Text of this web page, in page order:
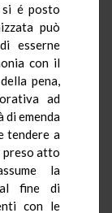
é posto
può
di esserne
con il
pena,
ad
di emenda
tendere a
preso atto
la
al fine di
con le